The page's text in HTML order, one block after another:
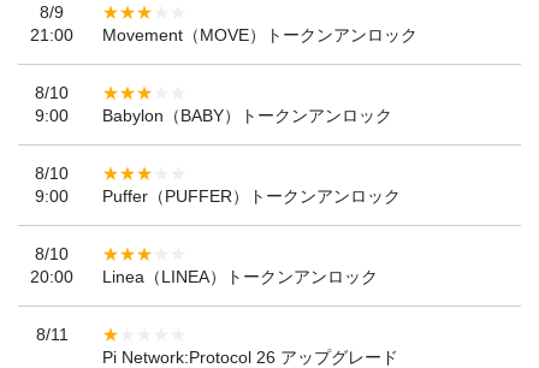
8/9
21:00
Movement（MOVE）トークンアンロック
8/10
9:00
Babylon（BABY）トークンアンロック
8/10
9:00
Puffer（PUFFER）トークンアンロック
8/10
20:00
Linea（LINEA）トークンアンロック
8/11
Pi Network:Protocol 26 アップグレード